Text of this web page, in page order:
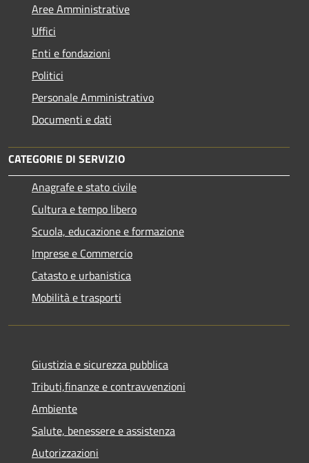
Aree Amministrative
Uffici
Enti e fondazioni
Politici
Personale Amministrativo
Documenti e dati
CATEGORIE DI SERVIZIO
Anagrafe e stato civile
Cultura e tempo libero
Scuola, educazione e formazione
Imprese e Commercio
Catasto e urbanistica
Mobilità e trasporti
Giustizia e sicurezza pubblica
Tributi,finanze e contravvenzioni
Ambiente
Salute, benessere e assistenza
Autorizzazioni